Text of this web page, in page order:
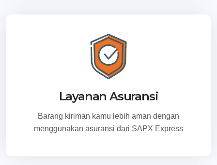
Layanan Asuransi
Barang kiriman kamu lebih aman dengan
menggunakan asuransi dari SAPX Express